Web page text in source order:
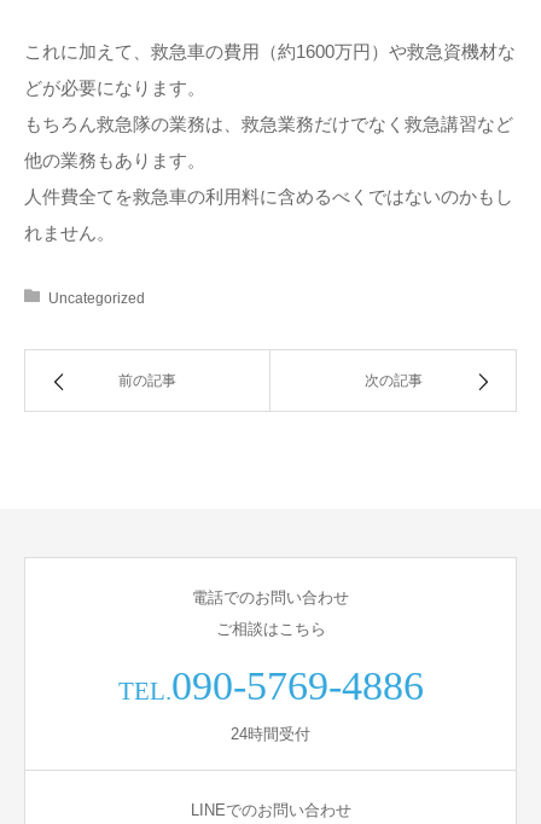
これに加えて、救急車の費用（約1600万円）や救急資機材な
どが必要になります。
もちろん救急隊の業務は、救急業務だけでなく救急講習など
他の業務もあります。
人件費全てを救急車の利用料に含めるべくではないのかもし
れません。
Uncategorized
前の記事 次の記事
電話でのお問い合わせ
ご相談はこちら
TEL.090-5769-4886
24時間受付
LINEでのお問い合わせ